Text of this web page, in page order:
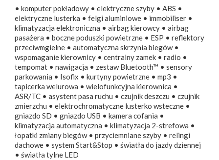
• komputer pokładowy • elektryczne szyby • ABS •
elektryczne lusterka • felgi aluminiowe • immobiliser •
klimatyzacja elektroniczna • airbag kierowcy • airbag
pasażera • boczne poduszki powietrzne • ESP • reflektory
przeciwmgielne • automatyczna skrzynia biegów •
wspomaganie kierownicy • centralny zamek • radio •
tempomat • nawigacja • zestaw Bluetooth™ • sensory
parkowania • Isofix • kurtyny powietrzne • mp3 •
tapicerka welurowa • wielofunkcyjna kierownica •
ASR/TC • asystent pasa ruchu • czujnik deszczu • czujnik
zmierzchu • elektrochromatyczne lusterko wsteczne •
gniazdo SD • gniazdo USB • kamera cofania •
klimatyzacja automatyczna • klimatyzacja 2-strefowa •
łopatki zmiany biegów • przyciemniane szyby • relingi
dachowe • system Start&Stop • światła do jazdy dziennej
• światła tylne LED